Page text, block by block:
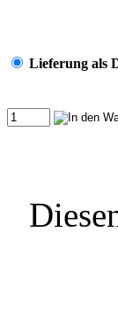
Lieferung als